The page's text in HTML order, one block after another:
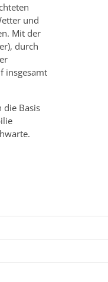
und
Mit der
durch
insgesamt
die Basis